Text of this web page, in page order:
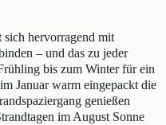
sich hervorragend mit
– und das zu jeder
bis zum Winter für ein
Januar warm eingepackt die
genießen
im August Sonne